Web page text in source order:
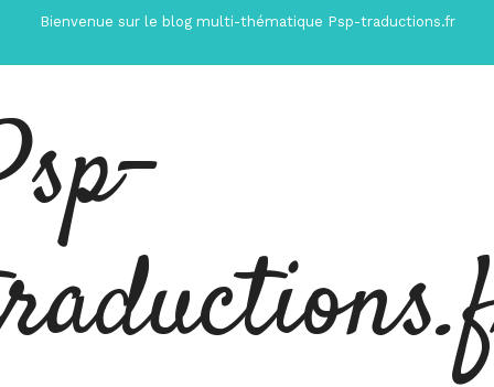
contenu
Bienvenue sur le blog multi-thématique Psp-traductions.fr